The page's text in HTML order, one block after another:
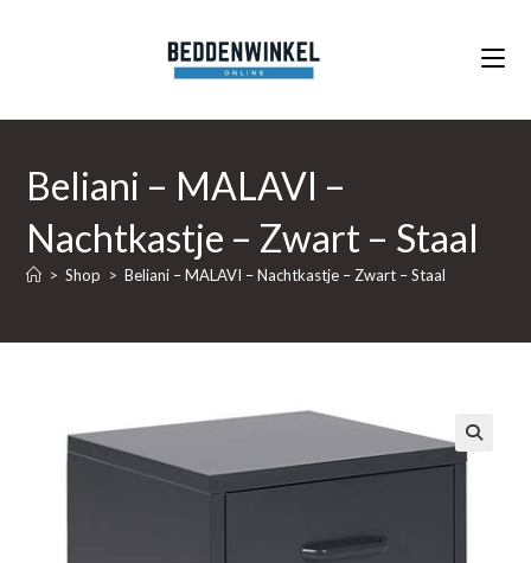
Beliani – MALAVI –
Nachtkastje – Zwart – Staal
> Shop > Beliani – MALAVI – Nachtkastje – Zwart – Staal
🔍